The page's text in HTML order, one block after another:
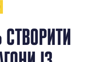
СТВОРИТИ